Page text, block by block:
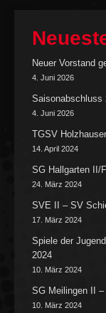
Neuer Vorstand
4. Juni 2026
Saisonabschluss
4. Juni 2026
TGSV
14. April 2024
SG Hallgarten II/
24. März 2024
SVE II – SV
17. März 2024
Spiele der
2024
10. März 2024
SG Meilingen II –
10. März 2024